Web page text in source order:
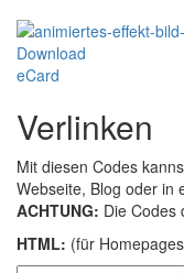
Download
eCard
Verlinken
Mit diesen Codes
Webseite, Blog oder in
ACHTUNG: Die Codes
HTML: (für